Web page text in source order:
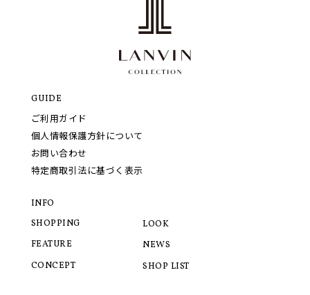
GUIDE
ご利用ガイド
個人情報保護方針について
お問い合わせ
特定商取引法に基づく表示
INFO
SHOPPING
FEATURE
CONCEPT
LOOK
NEWS
SHOP LIST